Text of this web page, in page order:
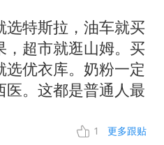
特斯拉，油车就买
超市就逛山姆。买
优衣库。奶粉一定
。这都是普通人最
1 更多跟贴